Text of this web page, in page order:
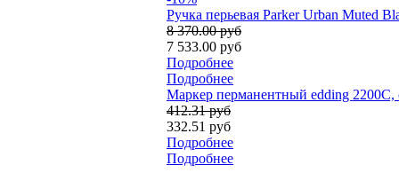
Ручка перьевая Parker Urban Muted
8 370.00 руб
7 533.00 руб
Подробнее
Подробнее
Маркер перманентный edding
412.31 руб
332.51 руб
Подробнее
Подробнее